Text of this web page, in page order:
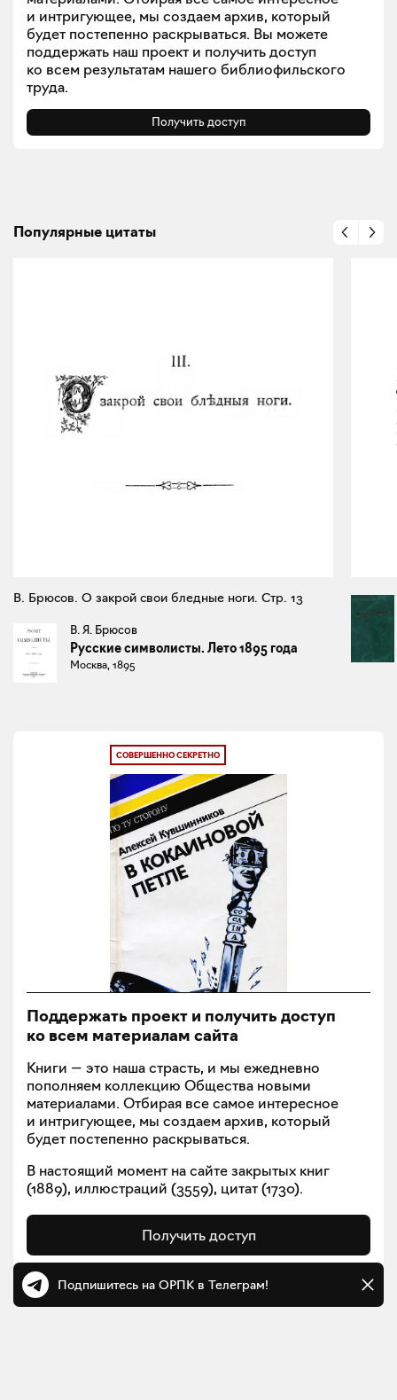
и интригующее, мы создаем архив, который
будет постепенно раскрываться. Вы можете
поддержать наш проект и получить доступ
ко всем результатам нашего библиофильского
труда.
Получить доступ
Популярные цитаты
В. Брюсов. О закрой свои бледные ноги. Стр. 13
В. Я. Брюсов
Русские символисты. Лето 1895 года
Москва, 1895
СОВЕРШЕННО СЕКРЕТНО
Поддержать проект и получить доступ
ко всем материалам сайта
Книги — это наша страсть, и мы ежедневно
пополняем коллекцию Общества новыми
материалами. Отбирая все самое интересное
и интригующее, мы создаем архив, который
будет постепенно раскрываться.
В настоящий момент на сайте закрытых книг
(1889), иллюстраций (3559), цитат (1730).
Получить доступ
Подпишитесь на ОРПК в Телеграм!